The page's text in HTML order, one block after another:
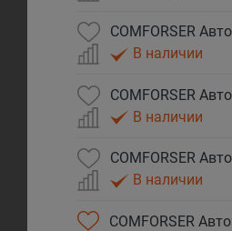
COMFORSER
В наличии
COMFORSER
В наличии
COMFORSER
В наличии
COMFORSER